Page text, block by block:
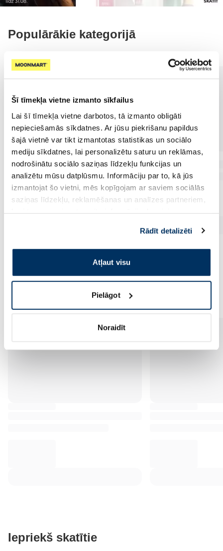
Šī tīmekļa vietne izmanto sīkfailus
Lai šī tīmekļa vietne darbotos, tā izmanto obligāti
nepieciešamās sīkdatnes. Ar jūsu piekrišanu papildus
šajā vietnē var tikt izmantotas statistikas un sociālo
mediju sīkdatnes, lai personalizētu saturu un reklāmas,
nodrošinātu sociālo saziņas līdzekļu funkcijas un
analizētu mūsu datplūsmu. Informāciju par to, kā jūs
izmantojat šo vietni, mēs kopīgojam ar saviem sociālās
saziņas līdzekļu, reklamēšanas un analīzes partneriem,
pakalpojumus. Ja piekrītat šo papildu sīkdatņu
izmantošanai, lūdzu, atzīmējiet savu izvēli:
Rādīt detalizēti
Atļaut visu
Pielāgot
Noraidīt
Populārākie kategorijā
Vēl no šī zīmola
Iepriekš skatītie